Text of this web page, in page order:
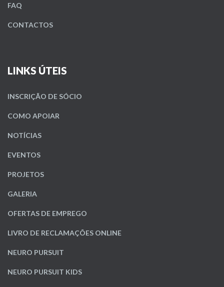
FAQ
CONTACTOS
LINKS ÚTEIS
INSCRIÇÃO DE SÓCIO
COMO APOIAR
NOTÍCIAS
EVENTOS
PROJETOS
GALERIA
OFERTAS DE EMPREGO
LIVRO DE RECLAMAÇÕES ONLINE
NEURO PURSUIT
NEURO PURSUIT KIDS